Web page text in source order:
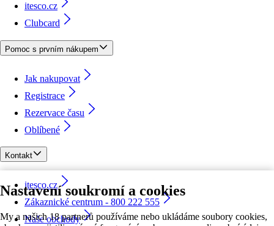
Nastavení soukromí a cookies
My a našich 18 partnerů používáme nebo ukládáme soubory cookies,
itesco.cz
Clubcard
Pomoc s prvním nákupem
Jak nakupovat
Registrace
Rezervace času
Oblíbené
Kontakt
itesco.cz
Zákaznické centrum - 800 222 555
Naše obchody